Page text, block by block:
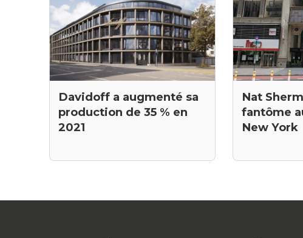
Davidoff a augmenté sa
production de 35 % en
2021
Nat
fantôme
New York